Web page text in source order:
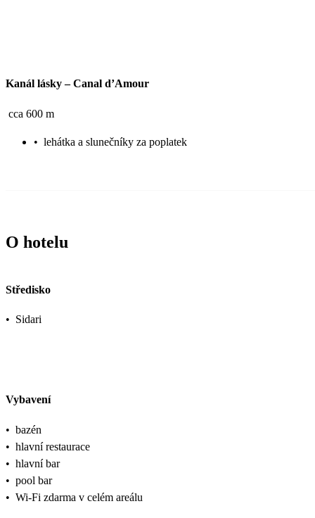
Kanál lásky – Canal d’Amour
cca 600 m
• lehátka a slunečníky za poplatek
O hotelu
Středisko
• Sidari
Vybavení
• bazén
• hlavní restaurace
• hlavní bar
• pool bar
• Wi-Fi zdarma v celém areálu